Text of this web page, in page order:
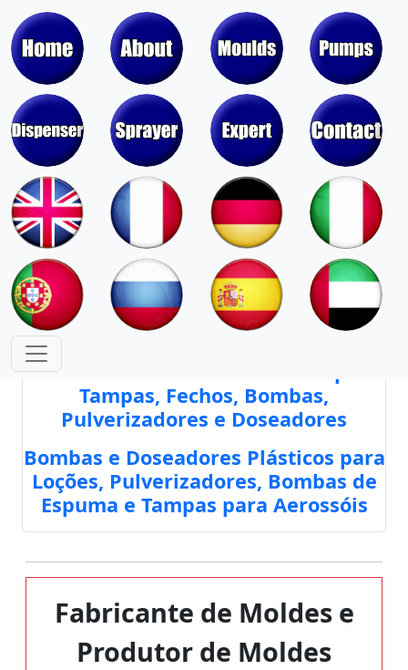
Moldes para Bombas,
Pulverizadores, Doseadores e
Válvulas de Aerossol
Moldes para Tampas, Fechos,
Coberturas, Potes e Batons
Núcleos e Cavidades de Molde para
Tampas, Fechos, Bombas,
Pulverizadores e Doseadores
Bombas e Doseadores Plásticos para
Loções, Pulverizadores, Bombas de
Espuma e Tampas para Aerossóis
Fabricante de Moldes e
Produtor de Moldes